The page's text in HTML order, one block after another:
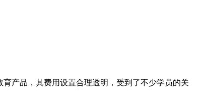
产品，其费用设置合理透明，受到了不少学员的关